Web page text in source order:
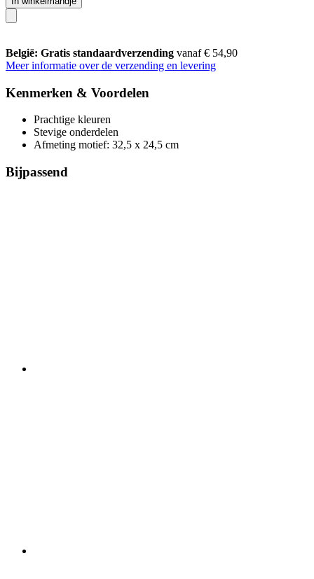
België: Gratis standaardverzending vanaf € 54,90
Meer informatie over de verzending en levering
Kenmerken & Voordelen
Prachtige kleuren
Stevige onderdelen
Afmeting motief: 32,5 x 24,5 cm
Bijpassend